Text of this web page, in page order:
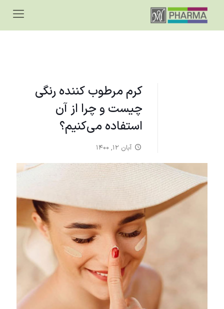
کرم مرطوب‌ کننده رنگی
چیست و چرا از آن
استفاده می‌کنیم؟
آبان ۱۲, ۱۴۰۰